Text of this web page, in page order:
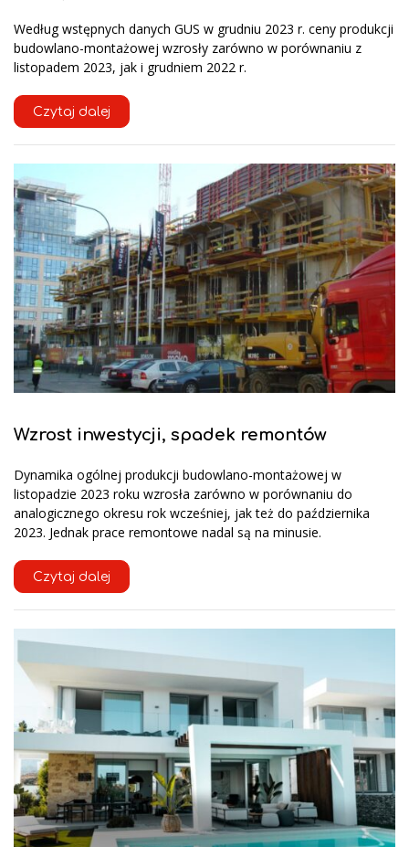
Według wstępnych danych GUS w grudniu 2023 r. ceny produkcji
budowlano-montażowej wzrosły zarówno w porównaniu z
listopadem 2023, jak i grudniem 2022 r.
Czytaj dalej
Wzrost inwestycji, spadek remontów
Dynamika ogólnej produkcji budowlano-montażowej w
listopadzie 2023 roku wzrosła zarówno w porównaniu do
analogicznego okresu rok wcześniej, jak też do października
2023. Jednak prace remontowe nadal są na minusie.
Czytaj dalej